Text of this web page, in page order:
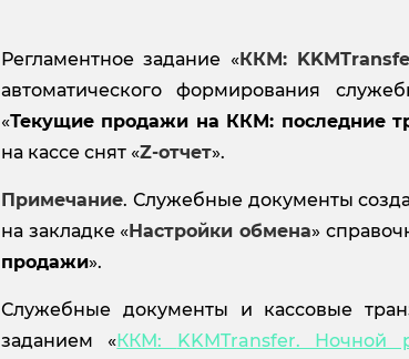
Регламентное задание «ККМ:
автоматического формирования
«Текущие продажи на ККМ: последние
на кассе снят «Z-отчет».
Примечание. Служебные документы
на закладке «Настройки обмена»
продажи».
Служебные документы и кассовые
заданием «ККМ: KKMTransfer. Ночной